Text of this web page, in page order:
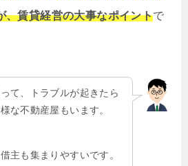
、賃貸経営の大事なポイントで
て、トラブルが起きたら
な不動産屋もいます。
主も集まりやすいです。